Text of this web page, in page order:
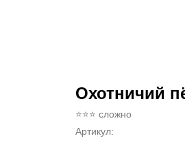
Охотничий
⭐⭐⭐ сложно
Артикул: